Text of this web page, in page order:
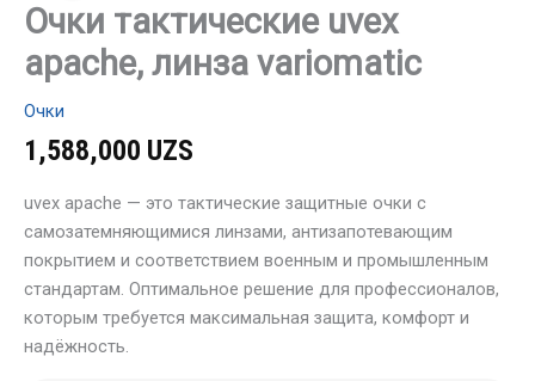
Очки тактические uvex
apache, линза variomatic
Очки
1,588,000 UZS
uvex apache — это тактические защитные очки с
самозатемняющимися линзами, антизапотевающим
покрытием и соответствием военным и промышленным
стандартам. Оптимальное решение для профессионалов,
которым требуется максимальная защита, комфорт и
надёжность.